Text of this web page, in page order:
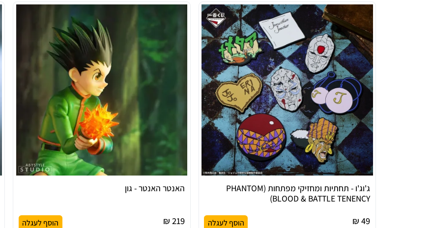
ג'וג'ו - תחתיות ומחזיקי מפתחות (PHANTOM
BLOOD & BATTLE TENENCY)
49 ₪ הוסף לעגלה
האנטר האנטר - גון
219 ₪ הוסף לעגלה